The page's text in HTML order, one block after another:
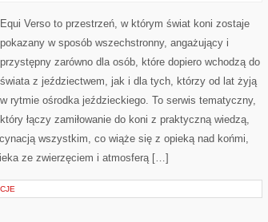
Equi Verso to przestrzeń, w którym świat koni zostaje
pokazany w sposób wszechstronny, angażujący i
przystępny zarówno dla osób, które dopiero wchodzą do
świata z jeździectwem, jak i dla tych, którzy od lat żyją
w rytmie ośrodka jeździeckiego. To serwis tematyczny,
który łączy zamiłowanie do koni z praktyczną wiedzą,
wszystkim, co wiąże się z opieką nad końmi,
ze zwierzęciem i atmosferą […]